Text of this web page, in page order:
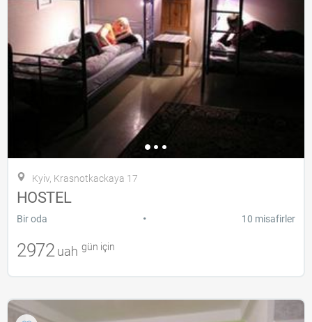
Kyiv, Krasnotkackaya 17
HOSTEL
Bir oda • 10 misafirler
2972 uah gün için